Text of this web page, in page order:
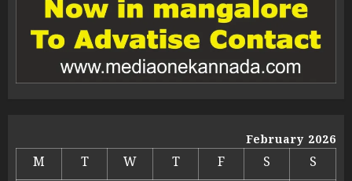
February 2026
M T W T F S
S